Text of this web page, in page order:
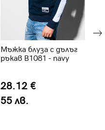
Мъжка блуза с дълъг
ръкав B1081 - navy
28.12 €
55 лв.